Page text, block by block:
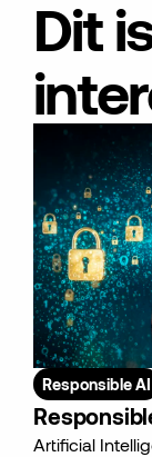
Dit
Responsible AI
Artificial